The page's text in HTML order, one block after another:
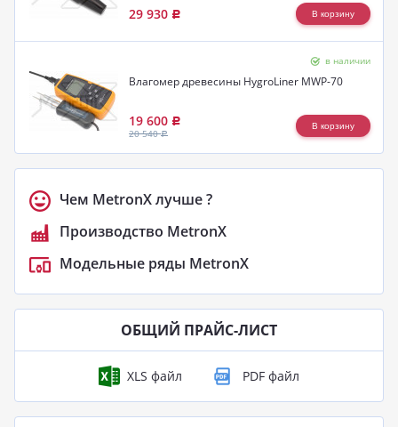
29 930 Р
в наличии
Влагомер древесины HygroLiner MWP-70
19 600 Р
20 540Р
Чем MetronX лучше ?
Производство MetronX
Модельные ряды MetronX
ОБЩИЙ ПРАЙС-ЛИСТ